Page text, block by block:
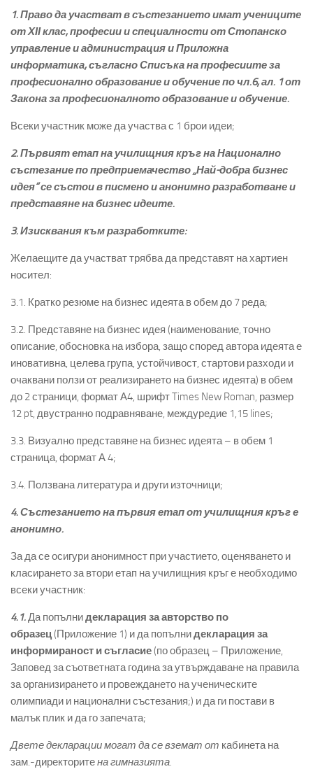
1. Право да участват в състезанието имат учениците
от ХІІ клас, професии и специалности от Стопанско
управление и администрация и Приложна
информатика, съгласно Списъка на професиите за
професионално образование и обучение по чл.6, ал. 1 от
Закона за професионалното образование и обучение.
Всеки участник може да участва с 1 брои идеи;
2. Първият етап на училищния кръг на Национално
състезание по предприемачество „Най-добра бизнес
идея“ се състои в писмено и анонимно разработване и
представяне на бизнес идеите.
3. Изисквания към разработките:
Желаещите да участват трябва да представят на хартиен
носител:
3.1. Кратко резюме на бизнес идеята в обем до 7 реда;
3.2. Представяне на бизнес идея (наименование, точно
описание, обосновка на избора, защо според автора идеята е
иновативна, целева група, устойчивост, стартови разходи и
очаквани ползи от реализирането на бизнес идеята) в обем
до 2 страници, формат А4, шрифт Times New Roman, размер
12 pt, двустранно подравняване, междуредие 1,15 lines;
3.3. Визуално представяне на бизнес идеята – в обем 1
страница, формат А 4;
3.4. Ползвана литература и други източници;
4. Състезанието на първия етап от училищния кръг е
анонимно.
За да се осигури анонимност при участието, оценяването и
класирането за втори етап на училищния кръг е необходимо
всеки участник:
4.1.Да попълнидекларация за авторство по
образец(Приложение 1) и да попълнидекларация за
информираност и съгласие(по образец – Приложение,
Заповед за съответната година за утвърждаване на правила
за организирането и провеждането на ученическите
олимпиади и национални състезания;) и да ги постави в
малък плик и да го запечата;
Двете декларации могат да се вземат от кабинета на
зам.-директоритена гимназията.